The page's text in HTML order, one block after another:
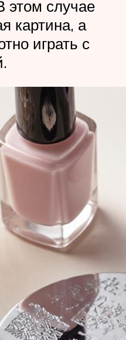
этом случае
картина, а
играть с